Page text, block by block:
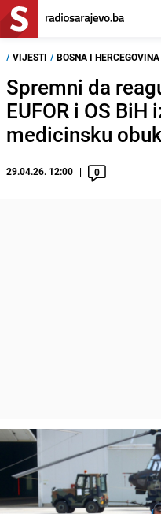
/ VIJESTI / BOSNA I HERCEGOVINA
Spremni da
EUFOR i OS
medicinsku
29.04.26. 12:00 0